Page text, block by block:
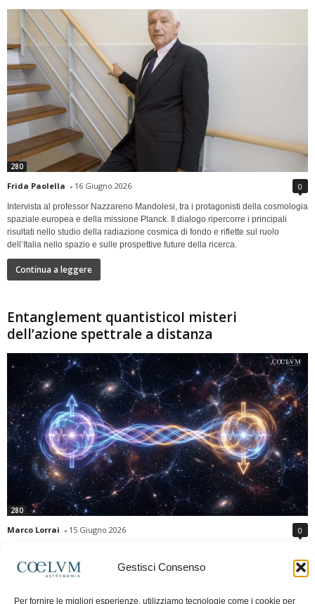
Gestisci Consenso
Per fornire le migliori esperienze, utilizziamo tecnologie come i cookie per
280
Frida Paolella - 16 Giugno 2026 0
Intervista al professor Nazzareno Mandolesi, tra i protagonisti della cosmologia
spaziale europea e della missione Planck. Il dialogo ripercorre i principali
risultati nello studio della radiazione cosmica di fondo e riflette sul ruolo
dell’Italia nello spazio e sulle prospettive future della ricerca.
Continua a leggere
Entanglement quantisticoI misteri
dell’azione spettrale a distanza
280
Marco Lorrai - 15 Giugno 2026 0
moderna: due particelle possono mostrare correlazioni che sembrano ignorare
la distanza che le separa. Gli esperimenti e i teoremi di Bell hanno escluso le
previsioni della meccanica quantistica. Nonostante ciò, l'entanglement non